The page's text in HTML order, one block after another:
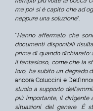
ma poi si è capito che ad
neppure una soluzione”.
“Hanno affermato che
documenti disponibili
prima di quando
il fantasioso, come che la
loro, ha subito un degrado
ancora Coluccini e
stuolo a supporto
più importante, il dirigente
situazioni del genere. È